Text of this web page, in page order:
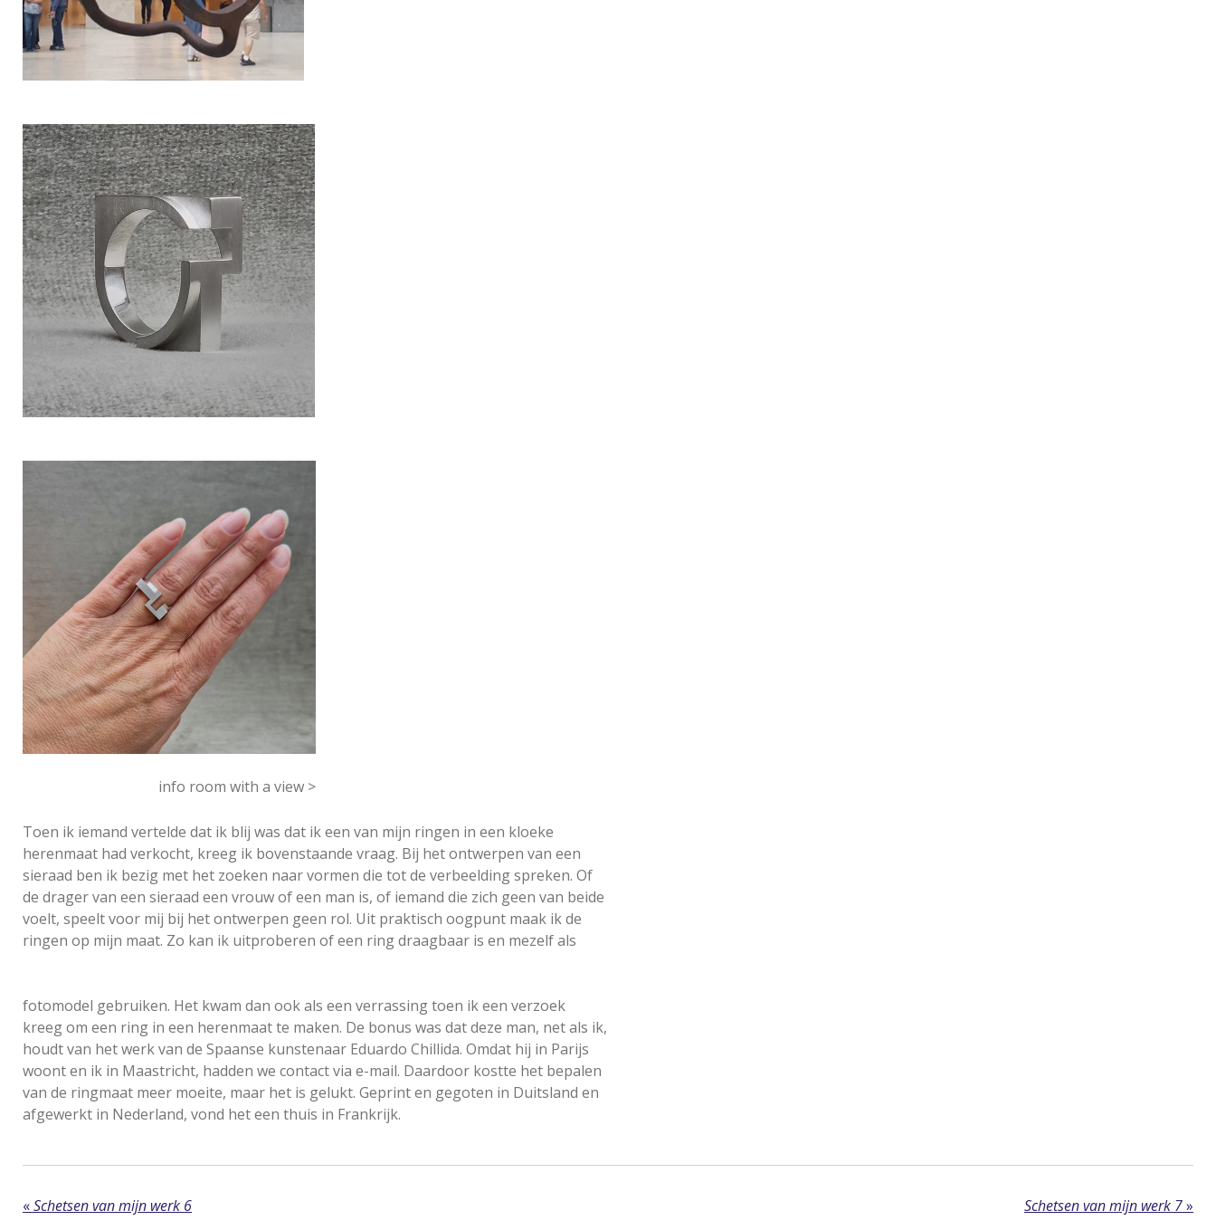
info room with a view >
Toen ik iemand vertelde dat ik blij was dat ik een van mijn ringen in een kloeke
herenmaat had verkocht, kreeg ik bovenstaande vraag. Bij het ontwerpen van een
sieraad ben ik bezig met het zoeken naar vormen die tot de verbeelding spreken. Of
de drager van een sieraad een vrouw of een man is, of iemand die zich geen van beide
voelt, speelt voor mij bij het ontwerpen geen rol. Uit praktisch oogpunt maak ik de
ringen op mijn maat. Zo kan ik uitproberen of een ring draagbaar is en mezelf als
fotomodel gebruiken. Het kwam dan ook als een verrassing toen ik een verzoek
kreeg om een ring in een herenmaat te maken. De bonus was dat deze man, net als ik,
houdt van het werk van de Spaanse kunstenaar Eduardo Chillida. Omdat hij in Parijs
woont en ik in Maastricht, hadden we contact via e-mail. Daardoor kostte het bepalen
van de ringmaat meer moeite, maar het is gelukt. Geprint en gegoten in Duitsland en
afgewerkt in Nederland, vond het een thuis in Frankrijk.
«Schetsen van mijn werk 6 Schetsen van mijn werk 7»